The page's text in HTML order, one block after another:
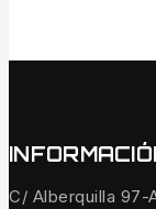
C/ Alberquilla 97-